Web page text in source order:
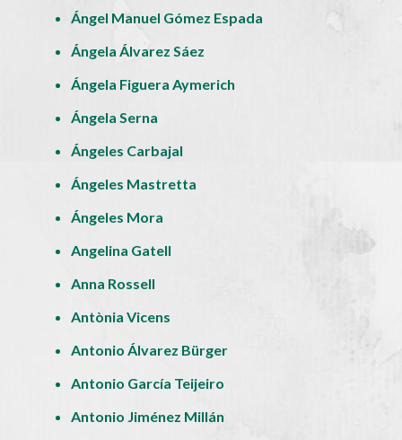
Ángel Manuel Gómez Espada
Ángela Álvarez Sáez
Ángela Figuera Aymerich
Ángela Serna
Ángeles Carbajal
Ángeles Mastretta
Ángeles Mora
Angelina Gatell
Anna Rossell
Antònia Vicens
Antonio Álvarez Bürger
Antonio García Teijeiro
Antonio Jiménez Millán